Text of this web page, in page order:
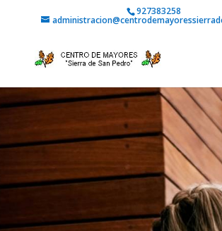
927383258